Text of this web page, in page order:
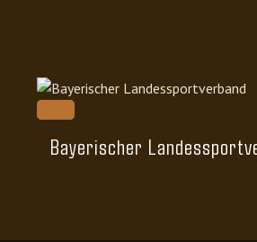
Bayerischer